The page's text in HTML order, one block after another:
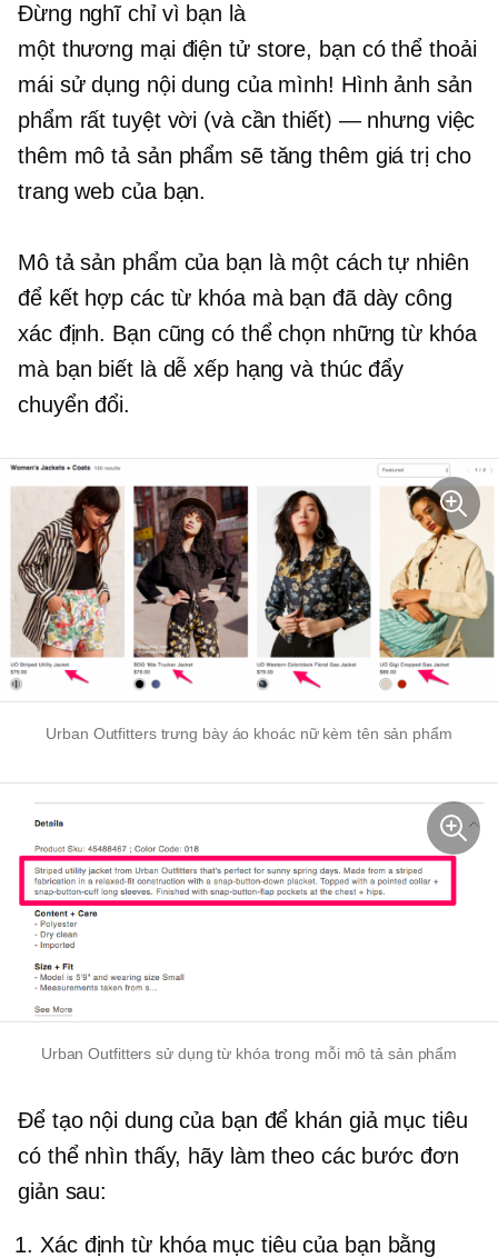
Đừng nghĩ chỉ vì bạn là
một thương mại điện tửstore, bạn có thể thoải
mái sử dụng nội dung của mình! Hình ảnh sản
phẩm rất tuyệt vời (và cần thiết) — nhưng việc
thêm mô tả sản phẩm sẽ tăng thêm giá trị cho
trang web của bạn.
Mô tả sản phẩm của bạn là một cách tự nhiên
để kết hợp các từ khóa mà bạn đã dày công
xác định. Bạn cũng có thể chọn những từ khóa
mà bạn biết là dễ xếp hạng và thúc đẩy
chuyển đổi.
Urban Outfitters trưng bày áo khoác nữ kèm tên sản phẩm
Urban Outfitters sử dụng từ khóa trong mỗi mô tả sản phẩm
Để tạo nội dung của bạn để khán giả mục tiêu
có thể nhìn thấy, hãy làm theo các bước đơn
giản sau:
Xác định từ khóa mục tiêu của bạn bằng